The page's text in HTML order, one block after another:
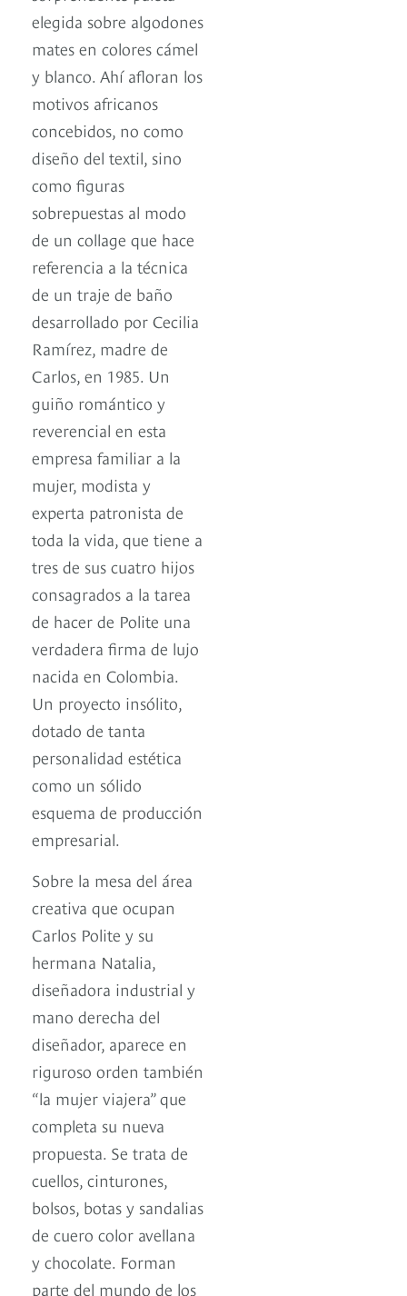
elegida sobre algodones
mates en colores cámel
y blanco. Ahí afloran los
motivos africanos
concebidos, no como
diseño del textil, sino
como figuras
sobrepuestas al modo
de un collage que hace
referencia a la técnica
de un traje de baño
desarrollado por Cecilia
Ramírez, madre de
Carlos, en 1985. Un
guiño romántico y
reverencial en esta
empresa familiar a la
mujer, modista y
experta patronista de
toda la vida, que tiene a
tres de sus cuatro hijos
consagrados a la tarea
de hacer de Polite una
verdadera firma de lujo
nacida en Colombia.
Un proyecto insólito,
dotado de tanta
personalidad estética
como un sólido
esquema de producción
empresarial.
Sobre la mesa del área
creativa que ocupan
Carlos Polite y su
hermana Natalia,
diseñadora industrial y
mano derecha del
diseñador, aparece en
riguroso orden también
“la mujer viajera” que
completa su nueva
propuesta. Se trata de
cuellos, cinturones,
bolsos, botas y sandalias
de cuero color avellana
y chocolate. Forman
parte del mundo de los